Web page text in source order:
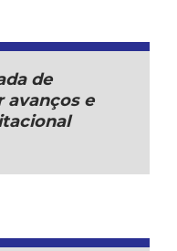
de
avanços e